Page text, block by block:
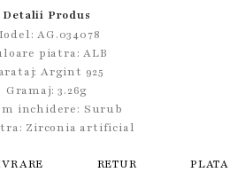
Detalii Produs
AG.034078
piatra: ALB
Argint 925
Gramaj: 3.26g
inchidere: Surub
Zirconia artificial
RETUR PLATA